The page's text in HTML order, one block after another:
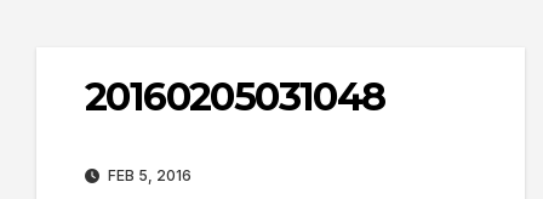
20160205031048
FEB 5, 2016